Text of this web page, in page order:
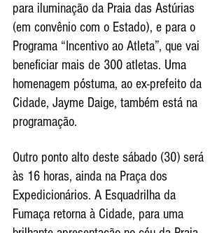
para iluminação da Praia das Astúrias
(em convênio com o Estado), e para o
Programa “Incentivo ao Atleta”, que vai
beneficiar mais de 300 atletas. Uma
homenagem póstuma, ao ex-prefeito da
Cidade, Jayme Daige, também está na
programação.
Outro ponto alto deste sábado (30) será
às 16 horas, ainda na Praça dos
Expedicionários. A Esquadrilha da
Fumaça retorna à Cidade, para uma